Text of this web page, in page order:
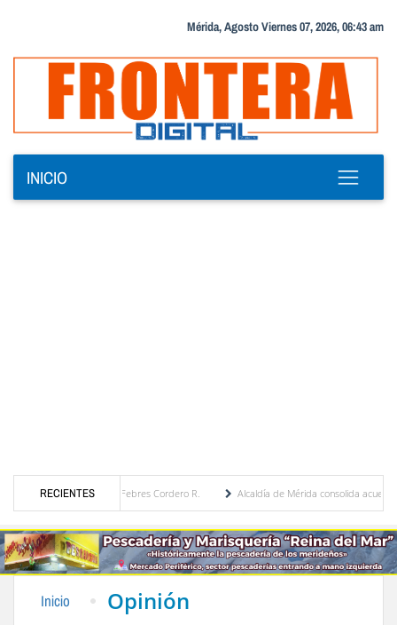
Mérida, Agosto Viernes 07, 2026, 06:43 am
INICIO
RECIENTES
María Eugenia Febres Cordero R.
Alcaldía de Mérida consolida acuerdos con
Inicio Opinión